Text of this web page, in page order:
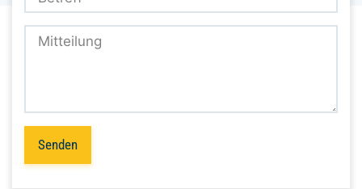
Senden